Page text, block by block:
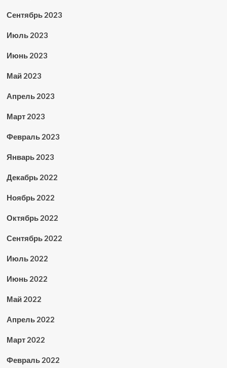
Сентябрь 2023
Июль 2023
Июнь 2023
Май 2023
Апрель 2023
Март 2023
Февраль 2023
Январь 2023
Декабрь 2022
Ноябрь 2022
Октябрь 2022
Сентябрь 2022
Июль 2022
Июнь 2022
Май 2022
Апрель 2022
Март 2022
Февраль 2022